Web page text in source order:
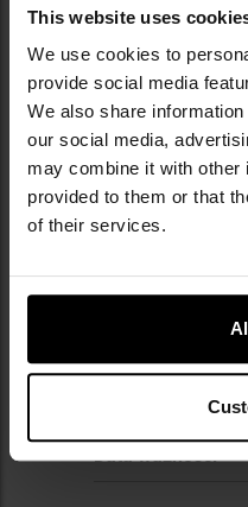
This website uses
We use cookies to
provide social media
We also share
our social media,
may combine it with other
provided to them or that
of their services.
Producent: Cederroth,
Informacja o
DANE
Kod producenta
Data ważności